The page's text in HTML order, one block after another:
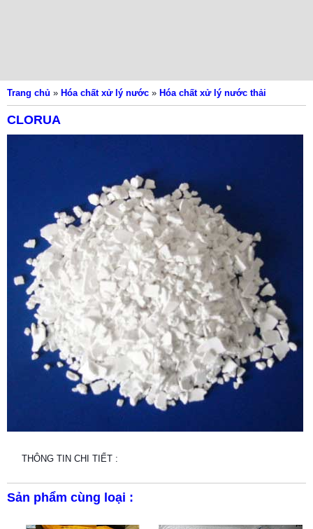
Trang chủ » Hóa chất xử lý nước » Hóa chất xử lý nước thải
CLORUA
THÔNG TIN CHI TIẾT :
Sản phẩm cùng loại :